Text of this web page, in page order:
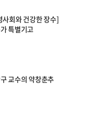
사회와 건강한 장수]
특별기고
교수의 약창춘추